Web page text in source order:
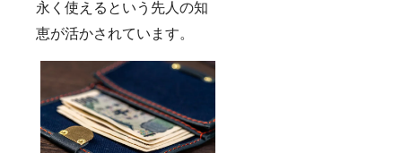
永く使えるという先人の知
恵が活かされています。